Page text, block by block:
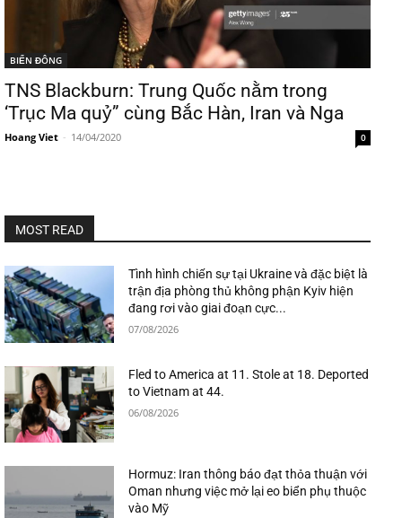
BIỂN ĐÔNG
TNS Blackburn: Trung Quốc nằm trong
‘Trục Ma quỷ” cùng Bắc Hàn, Iran và Nga
Hoang Viet - 14/04/2020 0
MOST READ
Tình hình chiến sự tại Ukraine và đặc biệt là
trận địa phòng thủ không phận Kyiv hiện
đang rơi vào giai đoạn cực...
07/08/2026
Fled to America at 11. Stole at 18. Deported
to Vietnam at 44.
06/08/2026
Hormuz: Iran thông báo đạt thỏa thuận với
Oman nhưng việc mở lại eo biển phụ thuộc
vào Mỹ